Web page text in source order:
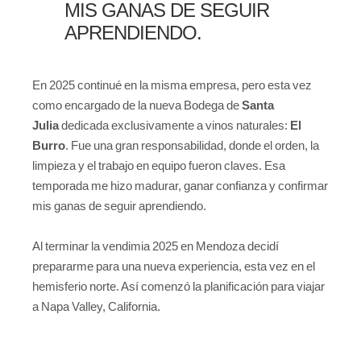
MIS GANAS DE SEGUIR
APRENDIENDO.
En 2025 continué en la misma empresa, pero esta vez
como encargado de la nueva Bodega deSanta
Juliadedicada exclusivamente a vinos naturales: El
Burro. Fue una gran responsabilidad, donde el orden, la
limpieza y el trabajo en equipo fueron claves. Esa
temporada me hizo madurar, ganar confianza y confirmar
mis ganas de seguir aprendiendo.
Al terminar la vendimia 2025 en Mendoza decidí
prepararme para una nueva experiencia, esta vez en el
hemisferio norte. Así comenzó la planificación para viajar
a Napa Valley, California.